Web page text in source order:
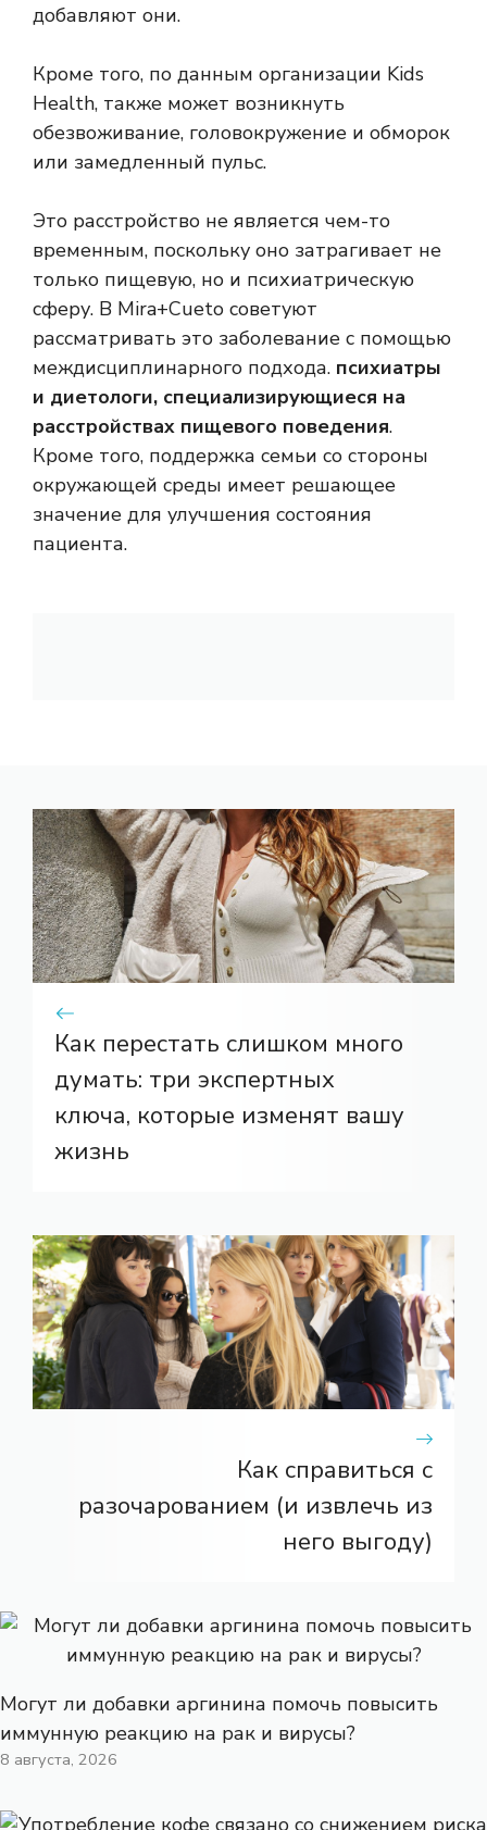
добавляют они.
Кроме того, по данным организации Kids
Health, также может возникнуть
обезвоживание, головокружение и обморок
или замедленный пульс.
Это расстройство не является чем-то
временным, поскольку оно затрагивает не
только пищевую, но и психиатрическую
сферу. В Mira+Cueto советуют
рассматривать это заболевание с помощью
междисциплинарного подхода. психиатры
и диетологи, специализирующиеся на
расстройствах пищевого поведения.
Кроме того, поддержка семьи со стороны
окружающей среды имеет решающее
значение для улучшения состояния
пациента.
Как перестать слишком много
думать: три экспертных
ключа, которые изменят вашу
жизнь
Как справиться с
разочарованием (и извлечь из
него выгоду)
Могут ли добавки аргинина помочь повысить
иммунную реакцию на рак и вирусы?
8 августа, 2026